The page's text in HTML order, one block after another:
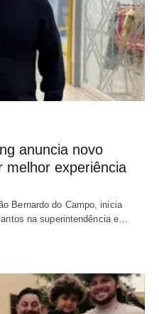
anuncia novo
melhor experiência
Bernardo do Campo, inicia
na superintendência e…